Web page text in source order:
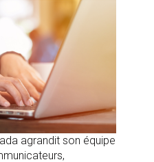
agrandit son équipe